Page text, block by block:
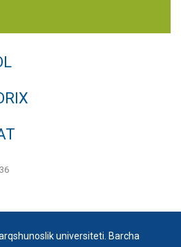
universiteti. Barcha